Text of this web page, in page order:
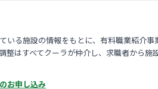
いる施設の情報をもとに、有料職業紹介
整はすべてクーラが仲介し、求職者から
お申し込み